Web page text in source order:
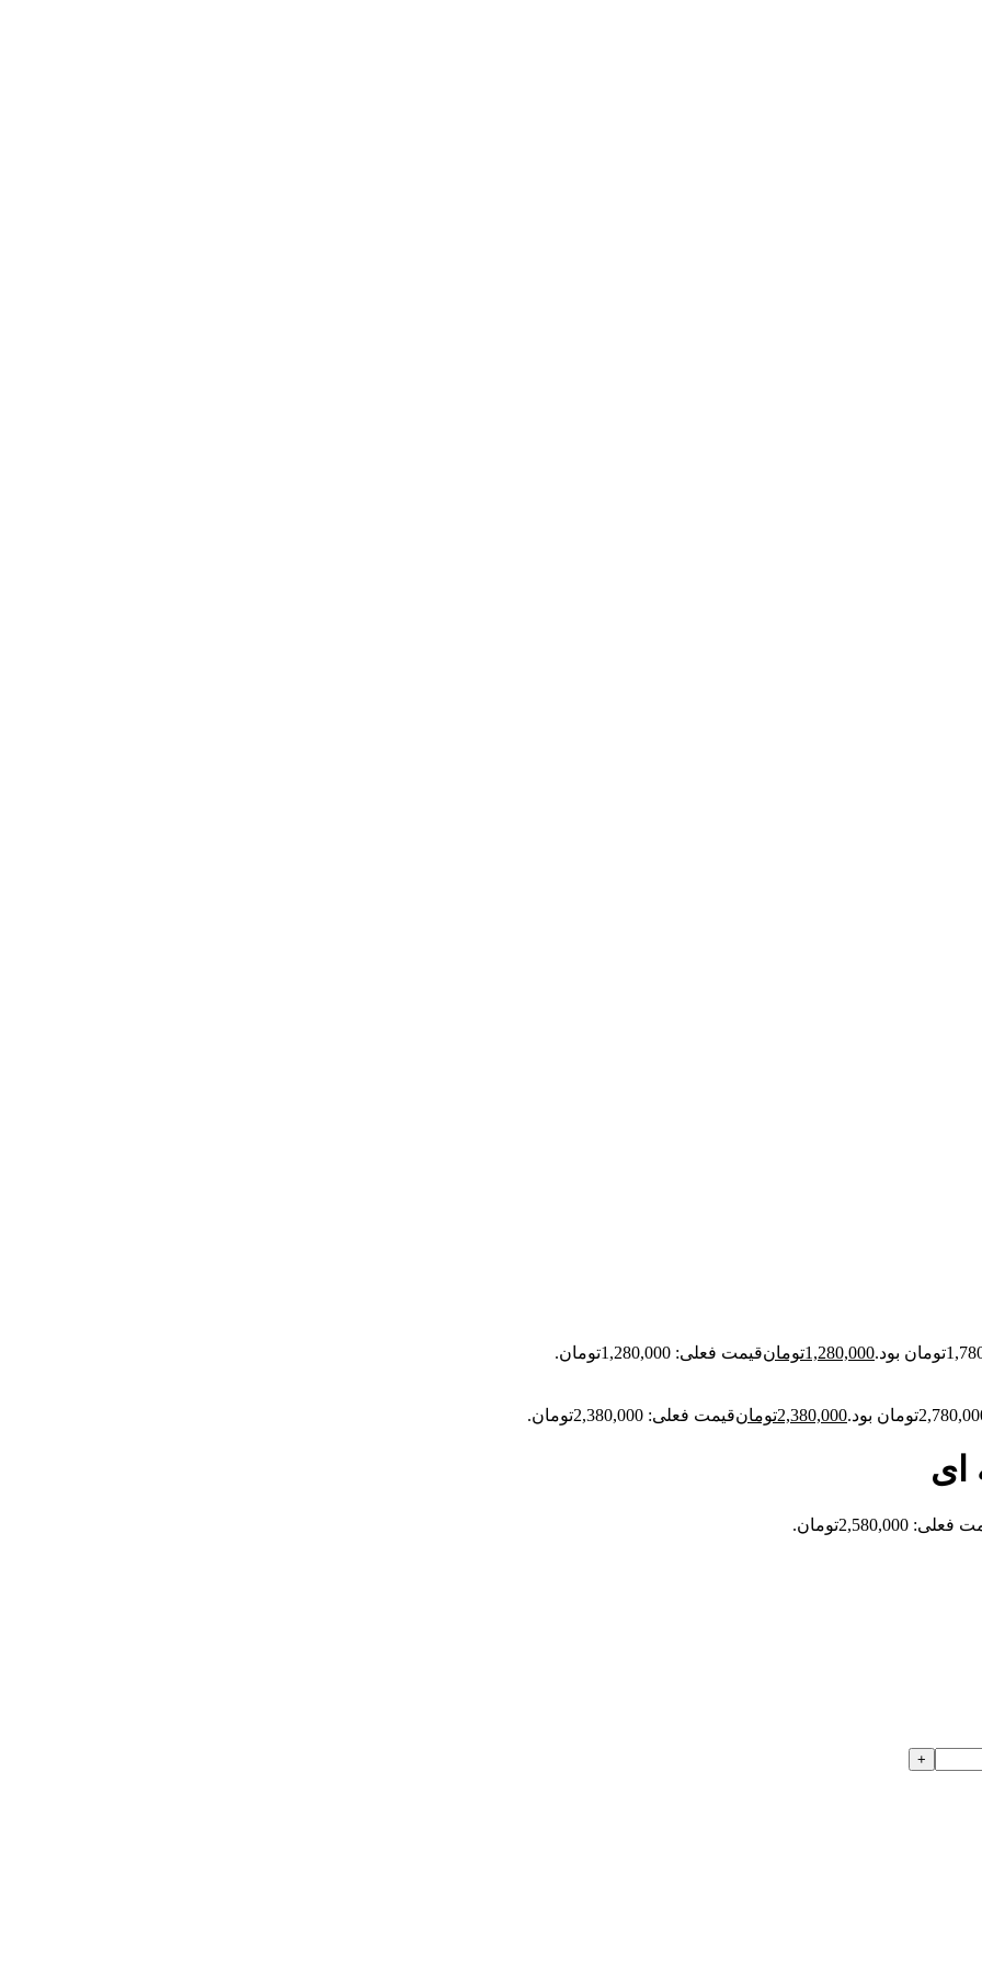
1,280,000تومانقیمت فعلی: 1,280,000تومان.
2,380,000تومانقیمت فعلی: 2,380,000تومان.
ای
2,580,000تومان.